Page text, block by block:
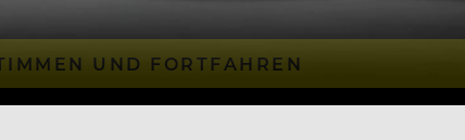
UND FORTFAHREN